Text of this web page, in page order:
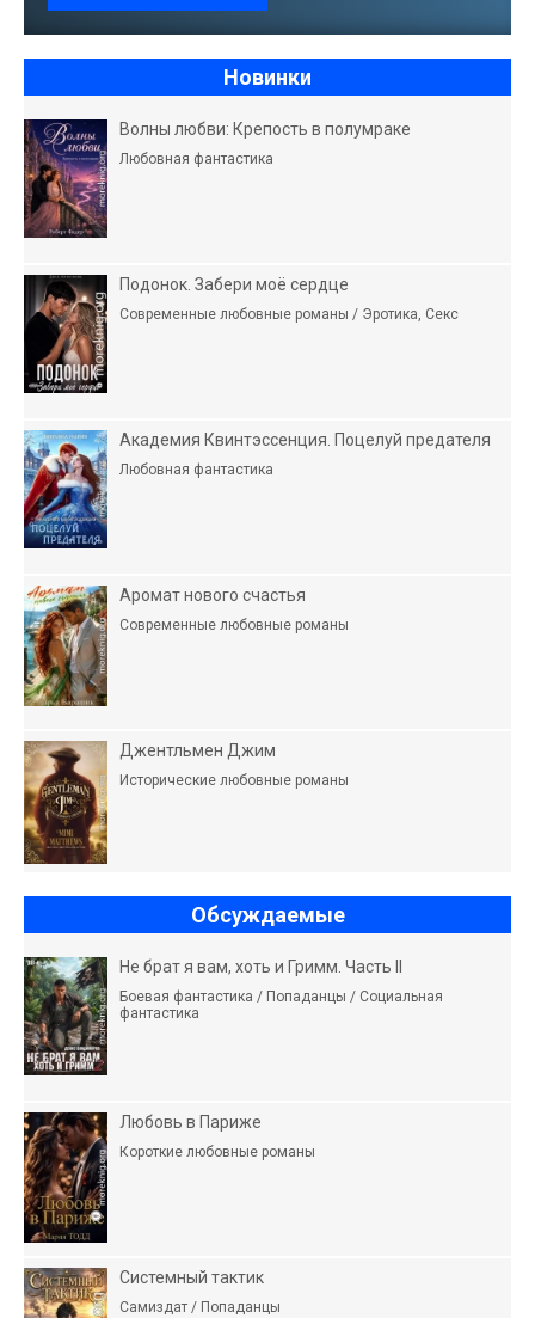
Новинки
Волны любви: Крепость в полумраке
Любовная фантастика
Подонок. Забери моё сердце
Современные любовные романы / Эротика, Секс
Академия Квинтэссенция. Поцелуй предателя
Любовная фантастика
Аромат нового счастья
Современные любовные романы
Джентльмен Джим
Исторические любовные романы
Обсуждаемые
Не брат я вам, хоть и Гримм. Часть II
Боевая фантастика / Попаданцы / Социальная
фантастика
Любовь в Париже
Короткие любовные романы
Системный тактик
Самиздат / Попаданцы